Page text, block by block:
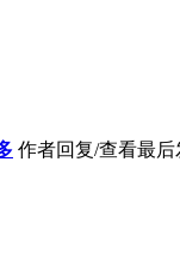
作者回复/查看最后